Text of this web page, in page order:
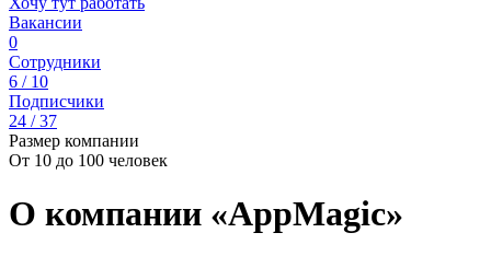
Вакансии
0
Сотрудники
6 / 10
Подписчики
24 / 37
Размер компании
От 10 до 100 человек
О компании «AppMagic»